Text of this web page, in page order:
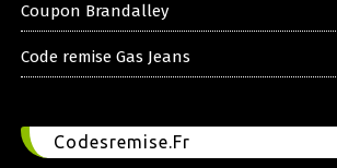
Coupon Brandalley
Code remise Gas Jeans
Codesremise.Fr